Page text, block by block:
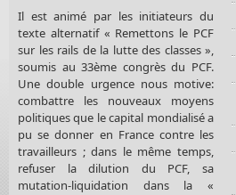
Il est animé par les initiateurs du
texte alternatif « Remettons le PCF
sur les rails de la lutte des classes »,
soumis au 33ème congrès du PCF.
Une double urgence nous motive:
combattre les nouveaux moyens
politiques que le capital mondialisé a
pu se donner en France contre les
travailleurs ; dans le même temps,
refuser la dilution du PCF, sa
mutation-liquidation dans la «